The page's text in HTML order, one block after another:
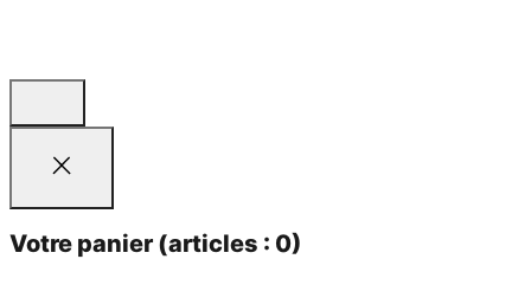
Votre panier (articles : 0)